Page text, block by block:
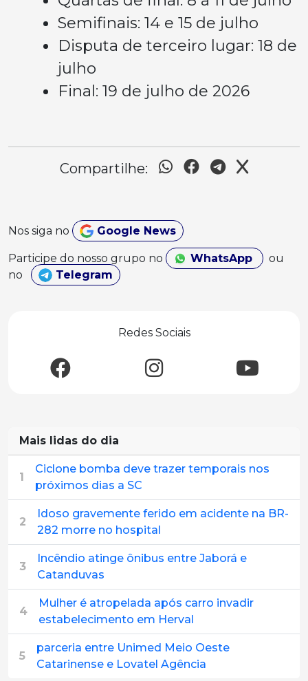
Semifinais: 14 e 15 de julho
Disputa de terceiro lugar: 18 de
julho
Final: 19 de julho de 2026
Compartilhe:
Nos siga no Google News
Participe do nosso grupo no WhatsApp
ou
no
Telegram
Redes Sociais
Mais lidas do dia
1
Ciclone bomba deve trazer temporais nos
próximos dias a SC
2
Idoso gravemente ferido em acidente na BR-
282 morre no hospital
3
Incêndio atinge ônibus entre Jaborá e
Catanduvas
4
Mulher é atropelada após carro invadir
estabelecimento em Herval
5
parceria entre Unimed Meio Oeste
Catarinense e Lovatel Agência